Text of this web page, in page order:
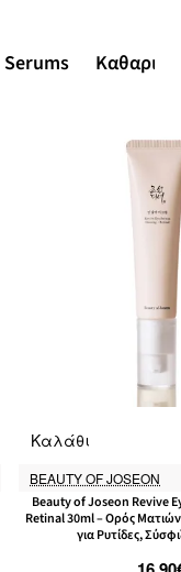
Serums
BEAUTY OF JOSEON
Beauty of Joseon Revive
Retinal 30ml – Ορός
για Ρυτίδες,
Καλάθι